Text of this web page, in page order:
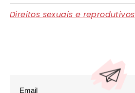
Direitos sexuais e reprodutivos